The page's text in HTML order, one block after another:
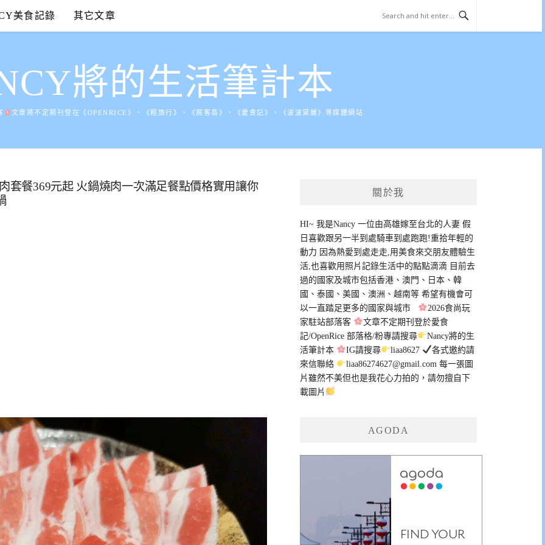
美食記錄 其它文章
將的生活筆計本
文章將不定期刊登在《OPENRICE》、《輕旅行》、《窩客島》、《愛食記》、《波波黛麗》等媒體網站
套餐369元起 火鍋燒肉一次滿足餐點價格實用讓你
關於我
HI~ 我是Nancy 一位由高雄嫁至台北的人妻 假
日喜歡跟另一半到處騎車到處跑跑!重拾年輕的
動力 因為熱愛到處走走,用美食來交朋友體驗生
活,也喜歡用照片記錄生活中的點點滴滴 目前去
過的國家及城市包括香港、澳門、日本、韓
國、泰國、美國、澳洲、越南等 希望有機會可
以一直踏足更多的國家與城市
2026食尚玩
家駐站部落客
文章不定期刊登於愛食
記/OpenRice 部落格/粉專請搜尋
Nancy將的生
活筆計本
IG請搜尋 liaa8627
各式邀約請
來信聯絡
liaa86274627@gmail.com 每一張圖
片雖然不美但也是我花心力拍的，請勿擅自下
載圖片
AGODA